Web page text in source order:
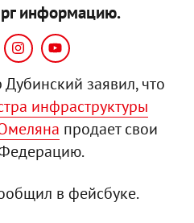
информацию.
заявил, что
инфраструктуры
продает свои
в фейсбуке.